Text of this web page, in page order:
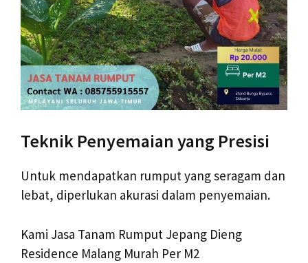
Teknik Penyemaian yang Presisi
Untuk mendapatkan rumput yang seragam dan
lebat, diperlukan akurasi dalam penyemaian.
Kami Jasa Tanam Rumput Jepang Dieng
Residence Malang Murah Per M2